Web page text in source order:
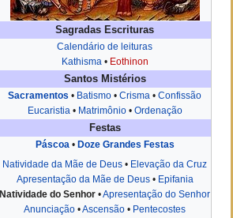
Sagradas Escrituras
Calendário de leituras
Kathisma• Eothinon
Santos Mistérios
Sacramentos • Batismo • Crisma • Confissão
Eucaristia• Matrimônio• Ordenação
Festas
Páscoa• Doze Grandes Festas
Natividade da Mãe de Deus • Elevação da Cruz
Apresentação da Mãe de Deus• Epifania
Natividade do Senhor •Apresentação do Senhor
Anunciação •Ascensão • Pentecostes